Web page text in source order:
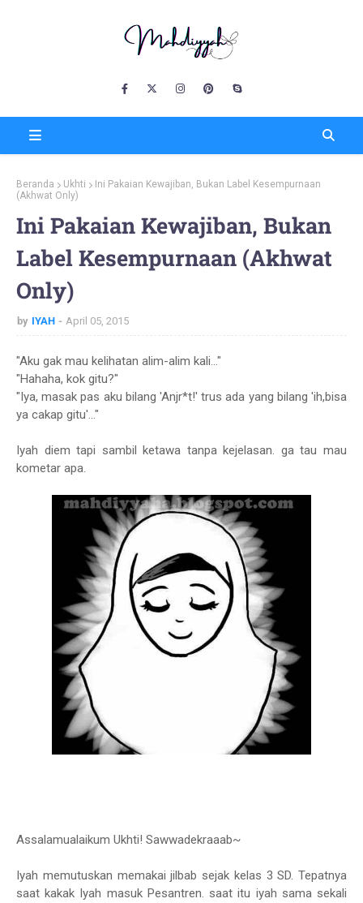
Beranda Ukhti
Ini Pakaian Kewajiban, Bukan Label Kesempurnaan
(Akhwat Only)
Ini Pakaian Kewajiban, Bukan
Label Kesempurnaan (Akhwat
Only)
by IYAH April 05, 2015
"Aku gak mau kelihatan alim-alim kali..."
"Hahaha, kok gitu?"
"Iya, masak pas aku bilang 'Anjr*t!' trus ada yang bilang 'ih,bisa
ya cakap gitu'..."
Iyah diem tapi sambil ketawa tanpa kejelasan. ga tau mau
kometar apa.
Assalamualaikum Ukhti! Sawwadekraaab~
Iyah memutuskan memakai jilbab sejak kelas 3 SD. Tepatnya
saat kakak Iyah masuk Pesantren. saat itu iyah sama sekali